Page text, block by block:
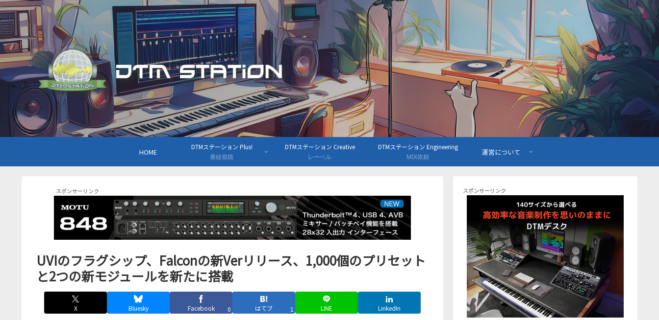
HOME
DTMステーション Plus!
番組視聴
DTMステーション Creative
レーベル
DTMステーション Engineering
MIX依頼
運営について
スポンサーリンク
UVIのフラグシップ、Falconの新Verリリース、1,000個のプリセット
と2つの新モジュールを新たに搭載
X Bluesky Facebook 0 はてブ 1 LINE LinkedIn
スポンサーリンク